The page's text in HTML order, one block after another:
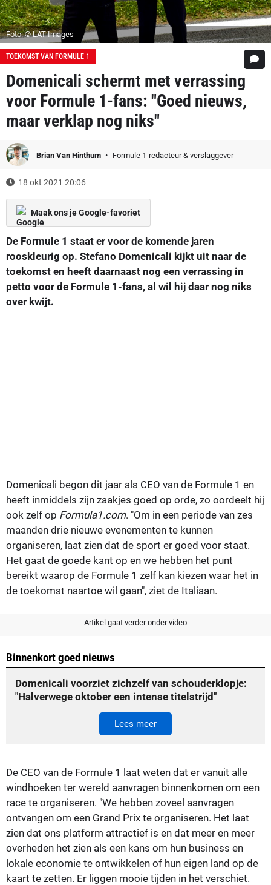
Foto: © LAT Images
TOEKOMST VAN FORMULE 1
Domenicali schermt met verrassing
voor Formule 1-fans: "Goed nieuws,
maar verklap nog niks"
Brian Van Hinthum Formule 1-redacteur & verslaggever
18 okt 2021 20:06
Maak ons je Google-favoriet
De Formule 1 staat er voor de komende jaren
rooskleurig op. Stefano Domenicali kijkt uit naar de
toekomst en heeft daarnaast nog een verrassing in
petto voor de Formule 1-fans, al wil hij daar nog niks
over kwijt.
Domenicali begon dit jaar als CEO van de Formule 1 en
heeft inmiddels zijn zaakjes goed op orde, zo oordeelt hij
ook zelf op Formula1.com. "Om in een periode van zes
maanden drie nieuwe evenementen te kunnen
organiseren, laat zien dat de sport er goed voor staat.
Het gaat de goede kant op en we hebben het punt
bereikt waarop de Formule 1 zelf kan kiezen waar het in
de toekomst naartoe wil gaan", ziet de Italiaan.
Artikel gaat verder onder video
Binnenkort goed nieuws
Domenicali voorziet zichzelf van schouderklopje:
"Halverwege oktober een intense titelstrijd"
Lees meer
De CEO van de Formule 1 laat weten dat er vanuit alle
windhoeken ter wereld aanvragen binnenkomen om een
race te organiseren. "We hebben zoveel aanvragen
ontvangen om een Grand Prix te organiseren. Het laat
zien dat ons platform attractief is en dat meer en meer
overheden het zien als een kans om hun business en
lokale economie te ontwikkelen of hun eigen land op de
kaart te zetten. Er liggen mooie tijden in het verschiet.